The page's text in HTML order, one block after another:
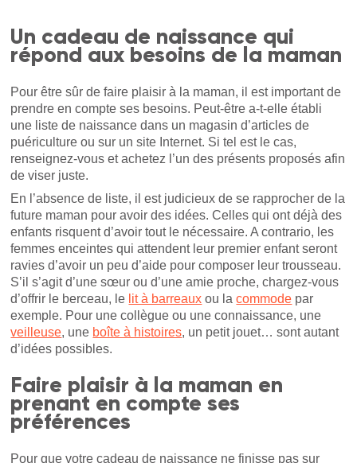
Un cadeau de naissance qui
répond aux besoins de la maman
Pour être sûr de faire plaisir à la maman, il est important de
prendre en compte ses besoins. Peut-être a-t-elle établi
une liste de naissance dans un magasin d’articles de
puériculture ou sur un site Internet. Si tel est le cas,
renseignez-vous et achetez l’un des présents proposés afin
de viser juste.
En l’absence de liste, il est judicieux de se rapprocher de la
future maman pour avoir des idées. Celles qui ont déjà des
enfants risquent d’avoir tout le nécessaire. A contrario, les
femmes enceintes qui attendent leur premier enfant seront
ravies d’avoir un peu d’aide pour composer leur trousseau.
S’il s’agit d’une sœur ou d’une amie proche, chargez-vous
d’offrir le berceau, le lit à barreaux ou lacommode par
exemple. Pour une collègue ou une connaissance, une
veilleuse, une boîte à histoires, un petit jouet… sont autant
d’idées possibles.
Faire plaisir à la maman en
prenant en compte ses
préférences
Pour que votre cadeau de naissance ne finisse pas sur